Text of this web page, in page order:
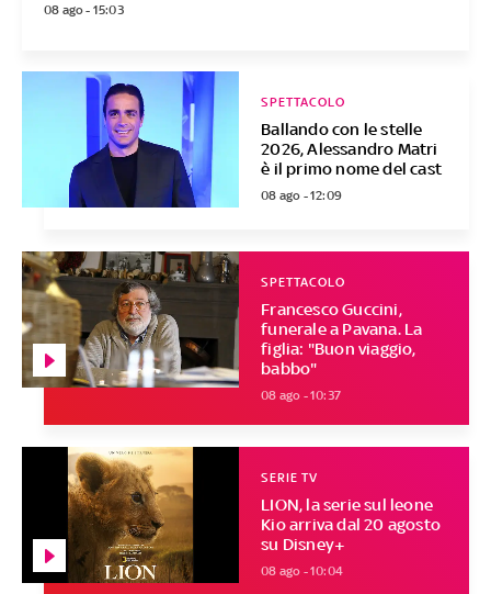
08 ago - 15:03
Ballando con le stelle
2026, Alessandro Matri
è il primo nome del cast
SPETTACOLO
08 ago - 12:09
Francesco Guccini,
funerale a Pavana. La
figlia: "Buon viaggio,
babbo"
SPETTACOLO
08 ago - 10:37
LION, la serie sul leone
Kio arriva dal 20 agosto
su Disney+
SERIE TV
08 ago - 10:04